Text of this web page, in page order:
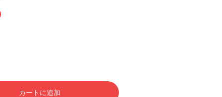
カートに追加